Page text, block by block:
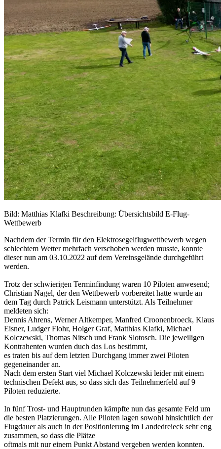
Bild: Matthias Klafki Beschreibung: Übersichtsbild E-Flug-
Wettbewerb
Nachdem der Termin für den Elektrosegelflugwettbewerb wegen
schlechtem Wetter mehrfach verschoben werden musste, konnte
dieser nun am 03.10.2022 auf dem Vereinsgelände durchgeführt
werden.
Trotz der schwierigen Terminfindung waren 10 Piloten anwesend;
Christian Nagel, der den Wettbewerb vorbereitet hatte wurde an
dem Tag durch Patrick Leismann unterstützt. Als Teilnehmer
meldeten sich:
Dennis Ahrens, Werner Altkemper, Manfred Croonenbroeck, Klaus
Eisner, Ludger Flohr, Holger Graf, Matthias Klafki, Michael
Kolczewski, Thomas Nitsch und Frank Slotosch. Die jeweiligen
Kontrahenten wurden duch das Los bestimmt,
es traten bis auf dem letzten Durchgang immer zwei Piloten
gegeneinander an.
Nach dem ersten Start viel Michael Kolczewski leider mit einem
technischen Defekt aus, so dass sich das Teilnehmerfeld auf 9
Piloten reduzierte.
In fünf Trost- und Hauptrunden kämpfte nun das gesamte Feld um
die besten Platzierungen. Alle Piloten lagen sowohl hinsichtlich der
Flugdauer als auch in der Positionierung im Landedreieck sehr eng
zusammen, so dass die Plätze
oftmals mit nur einem Punkt Abstand vergeben werden konnten.